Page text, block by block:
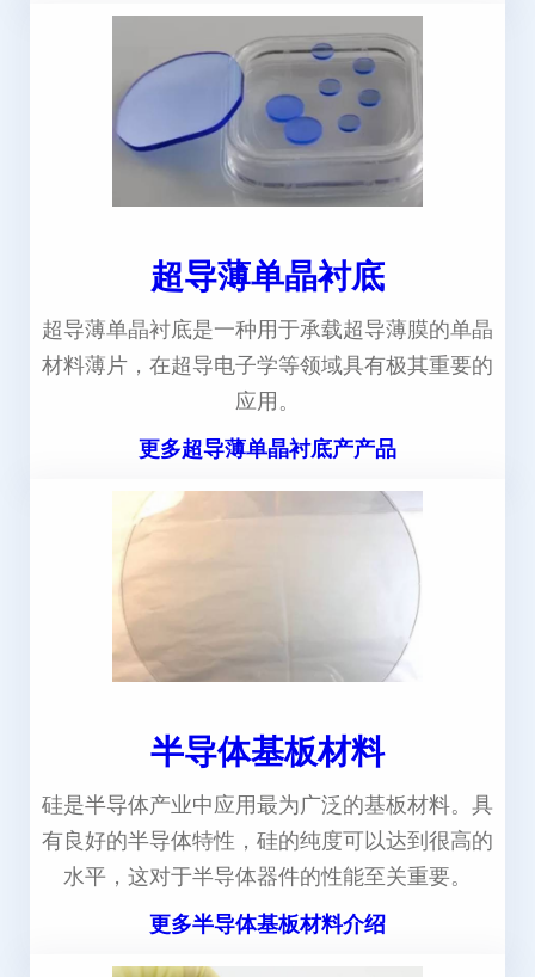
超导薄单晶衬底
超导薄单晶衬底是一种用于承载超导薄膜的单晶
材料薄片，在超导电子学等领域具有极其重要的
应用。
更多超导薄单晶衬底产产品
半导体基板材料
硅是半导体产业中应用最为广泛的基板材料。具
有良好的半导体特性，硅的纯度可以达到很高的
水平，这对于半导体器件的性能至关重要。
更多半导体基板材料介绍